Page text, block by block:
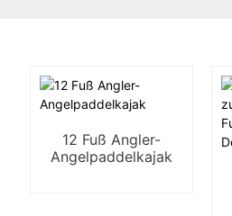
12 Fuß Angler-
Angelpaddelkajak